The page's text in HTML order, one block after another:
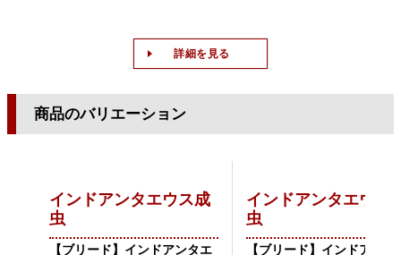
詳細を見る
商品のバリエーション
インドアンタエウス成
虫
【ブリード】インドアンタエ
インドアンタエウス
虫
【ブリード】インドアンタ